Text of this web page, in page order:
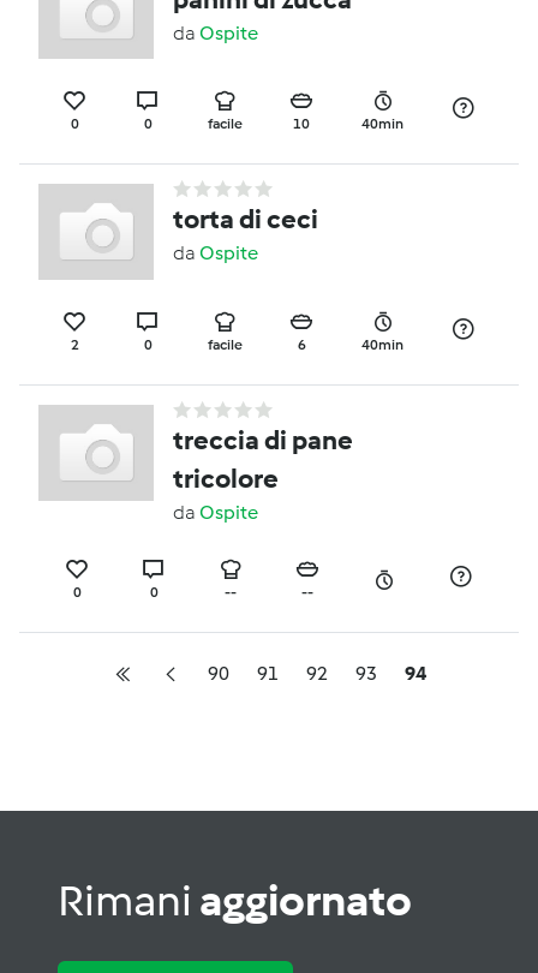
da Ospite
0 0 facile 10 40min
torta di ceci
da Ospite
2 0 facile 6 40min
treccia di pane
tricolore
da Ospite
0 0 -- --
90 91 92 93 94
Rimani aggiornato